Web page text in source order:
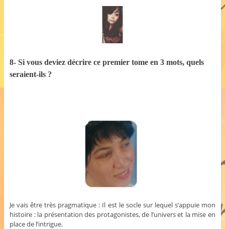
8- Si vous deviez décrire ce premier tome en 3 mots, quels
seraient-ils ?
Je vais être très pragmatique : Il est le socle sur lequel s’appuie mon
histoire : la présentation des protagonistes, de l’univers et la mise en
place de l’intrigue.